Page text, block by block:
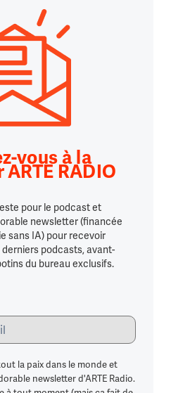
vous à la
RADIO
pour le podcast et
newsletter (financée
sans IA) pour recevoir
derniers podcasts, avant-
du bureau exclusifs.
la paix dans le monde et
newsletter d'ARTE Radio.